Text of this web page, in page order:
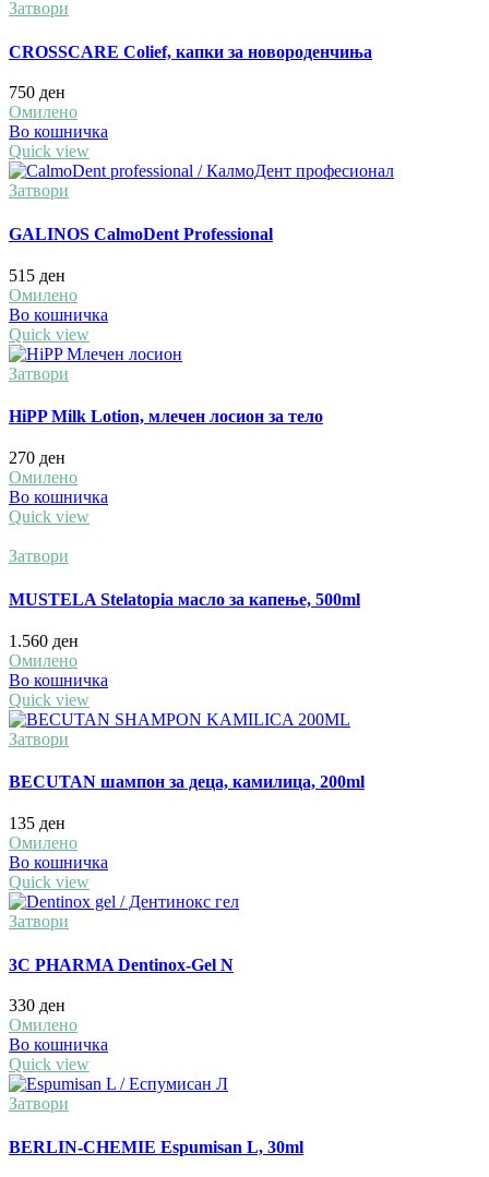
Затвори
CROSSCARE Colief, капки за новороденчиња
750 ден
Омилено
Во кошничка
Quick view
Затвори
GALINOS CalmoDent Professional
515 ден
Омилено
Во кошничка
Quick view
Затвори
HiPP Milk Lotion, млечен лосион за тело
270 ден
Омилено
Во кошничка
Quick view
Затвори
MUSTELA Stelatopia масло за капење, 500ml
1.560 ден
Омилено
Во кошничка
Quick view
Затвори
BECUTAN шампон за деца, камилица, 200ml
135 ден
Омилено
Во кошничка
Quick view
Затвори
3C PHARMA Dentinox-Gel N
330 ден
Омилено
Во кошничка
Quick view
Затвори
BERLIN-CHEMIE Espumisan L, 30ml